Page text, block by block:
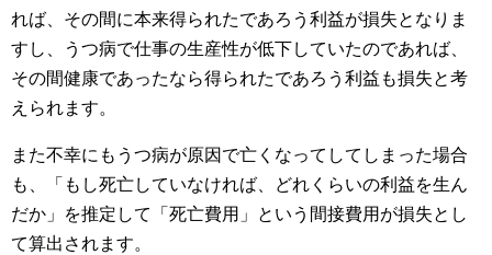
れば、その間に本来得られたであろう利益が損失となりま
すし、うつ病で仕事の生産性が低下していたのであれば、
その間健康であったなら得られたであろう利益も損失と考
えられます。
また不幸にもうつ病が原因で亡くなってしてしまった場合
も、「もし死亡していなければ、どれくらいの利益を生ん
だか」を推定して「死亡費用」という間接費用が損失とし
て算出されます。